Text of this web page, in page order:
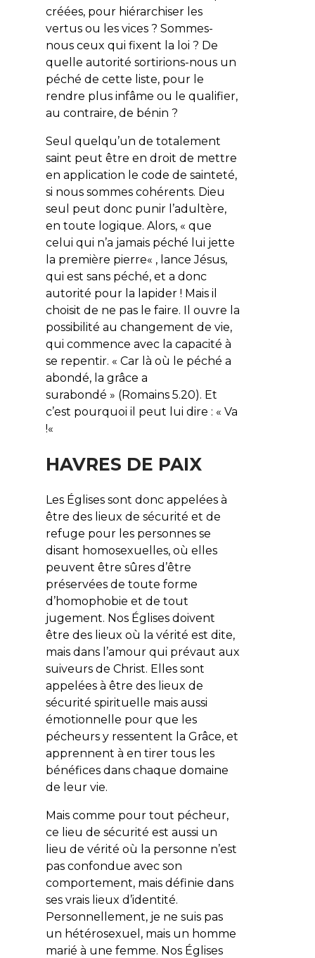
créées, pour hiérarchiser les
vertus ou les vices ? Sommes-
nous ceux qui fixent la loi ? De
quelle autorité sortirions-nous un
péché de cette liste, pour le
rendre plus infâme ou le qualifier,
au contraire, de bénin ?
Seul quelqu’un de totalement
saint peut être en droit de mettre
en application le code de sainteté,
si nous sommes cohérents. Dieu
seul peut donc punir l’adultère,
en toute logique. Alors, « que
celui qui n’a jamais péché lui jette
la première pierre« , lance Jésus,
qui est sans péché, et a donc
autorité pour la lapider ! Mais il
choisit de ne pas le faire. Il ouvre la
possibilité au changement de vie,
qui commence avec la capacité à
se repentir. « Car là où le péché a
abondé, la grâce a
surabondé » (Romains 5.20). Et
c’est pourquoi il peut lui dire : « Va
!«
HAVRES DE PAIX
Les Églises sont donc appelées à
être des lieux de sécurité et de
refuge pour les personnes se
disant homosexuelles, où elles
peuvent être sûres d’être
préservées de toute forme
d’homophobie et de tout
jugement. Nos Églises doivent
être des lieux où la vérité est dite,
mais dans l’amour qui prévaut aux
suiveurs de Christ. Elles sont
appelées à être des lieux de
sécurité spirituelle mais aussi
émotionnelle pour que les
pécheurs y ressentent la Grâce, et
apprennent à en tirer tous les
bénéfices dans chaque domaine
de leur vie.
Mais comme pour tout pécheur,
ce lieu de sécurité est aussi un
lieu de vérité où la personne n’est
pas confondue avec son
comportement, mais définie dans
ses vrais lieux d’identité.
Personnellement, je ne suis pas
un hétérosexuel, mais un homme
marié à une femme. Nos Églises